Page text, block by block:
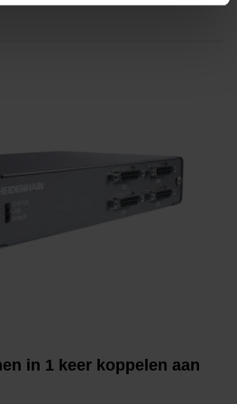
in 1 keer koppelen aan